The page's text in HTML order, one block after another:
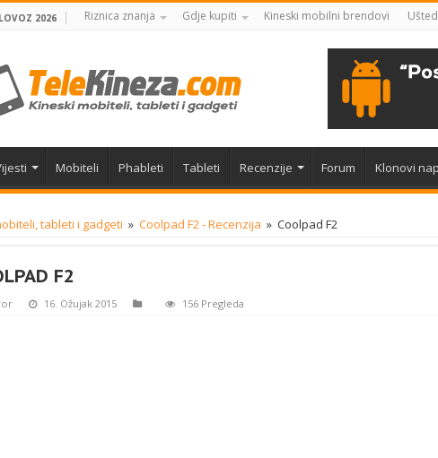
2026 Riznica znanja Gdje kupiti Kineski mobilni brendovi
Mobiteli Phableti Tableti Recenzije Forum Klonovi
tableti i gadgeti » Coolpad F2 - Recenzija » Coolpad F2
F2
16. Ožujak 2015 156 Pregleda